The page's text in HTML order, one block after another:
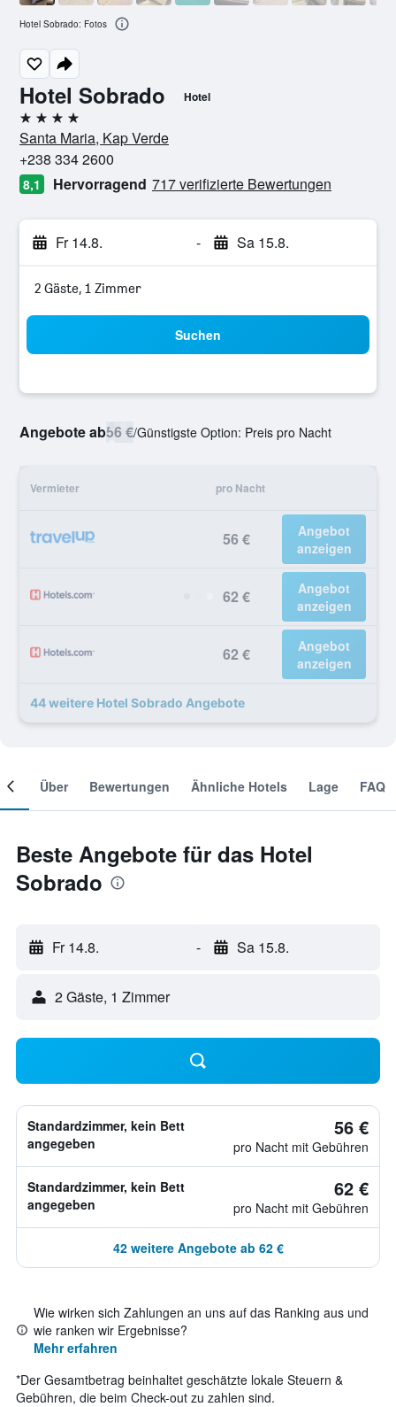
Hotel Sobrado Hotel
4 Sterne
Santa Maria, Kap Verde
+238 334 2600
8,1 Hervorragend 717 verifizierte Bewertungen
Fr 14.8. - Sa 15.8.
2 Gäste, 1 Zimmer
Suchen
Angebote ab56 €/Günstigste Option: Preis pro Nacht
Vermieter pro Nacht
56 €
Angebot
anzeigen
62 €
Angebot
anzeigen
62 €
Angebot
anzeigen
44 weitere Hotel Sobrado Angebote
Hotel Sobrado: Fotos
Über Bewertungen Ähnliche Hotels Lage FAQ
Beste Angebote für das Hotel
Sobrado
Fr 14.8. - Sa 15.8.
2 Gäste, 1 Zimmer
Standardzimmer, kein Bett
angegeben
56 €
pro Nacht mit Gebühren
Standardzimmer, kein Bett
angegeben
62 €
pro Nacht mit Gebühren
42 weitere Angebote ab 62 €
Wie wirken sich Zahlungen an uns auf das Ranking aus und
wie ranken wir Ergebnisse?
Mehr erfahren
*Der Gesamtbetrag beinhaltet geschätzte lokale Steuern &
Gebühren, die beim Check-out zu zahlen sind.